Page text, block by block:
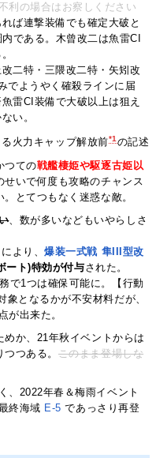
利の場合はお察しください
ば連撃装備でも確定大破と
である。木曾改二は魚雷CI
二特・三隈改二特・矢矧改
でようやく確殺ラインに届
雷CI装備で大破以上は狙え
い。
火力キャップ解放前*1 の記述
つての戦艦棲姫や駆逐古姫以
せいで何度も攻略のチャンス
とてつもなく迷惑な敵。
、数が多いなどもいやらしさ
より、爆装一式戦 隼III型改
ート)特効が付与された。
で1つは確保可能に。【行動
となるかが不安材料だが、
が出来た。
か、21年秋イベントからは
つある。 このまま登場しな
、2022年春＆梅雨イベント
終海域 E-5 であっさり再登